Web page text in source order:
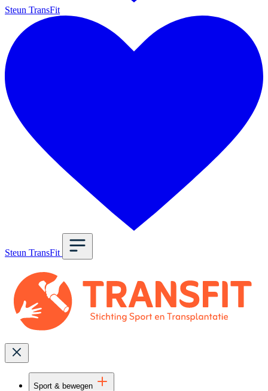
Steun TransFit
Steun TransFit
Sport & bewegen